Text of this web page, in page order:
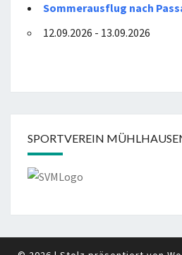
Sommerausflug nach
12.09.2026 - 13.09.2026
SPORTVEREIN